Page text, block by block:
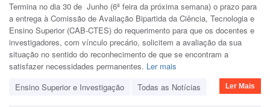
Termina no dia 30 de Junho (6ª feira da próxima semana) o prazo para
a entrega à Comissão de Avaliação Bipartida da Ciência, Tecnologia e
Ensino Superior (CAB-CTES) do requerimento para que os docentes e
investigadores, com vínculo precário, solicitem a avaliação da sua
situação no sentido do reconhecimento de que se encontram a
satisfazer necessidades permanentes. Ler mais
Ensino Superior e Investigação
Todas as Notícias Ler Mais